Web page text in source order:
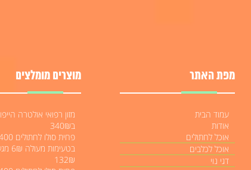
מפת האתר
עמוד הבית
אודות
אוכל לחתולים
אוכל לכלבים
דגי נוי
מוצרים מומלצים
ב340₪
132₪